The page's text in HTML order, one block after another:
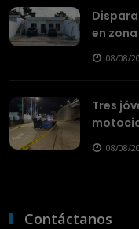
en
08/08/
Tres
08/08/
Contáctanos